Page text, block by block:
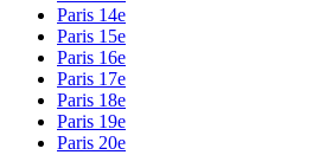
Paris 14e
Paris 15e
Paris 16e
Paris 17e
Paris 18e
Paris 19e
Paris 20e